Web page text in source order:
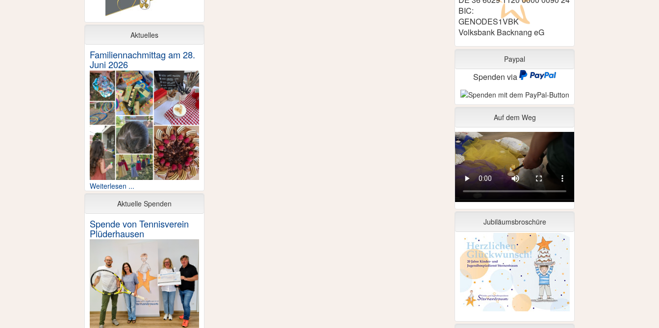
BIC:
GENODES1VBK
Volksbank Backnang eG
Paypal
Spenden via
Auf dem Weg
Jubiläumsbroschüre
Aktuelles
Familiennachmittag am 28.
Juni 2026
Weiterlesen ...
Aktuelle Spenden
Spende von Tennisverein
Plüderhausen